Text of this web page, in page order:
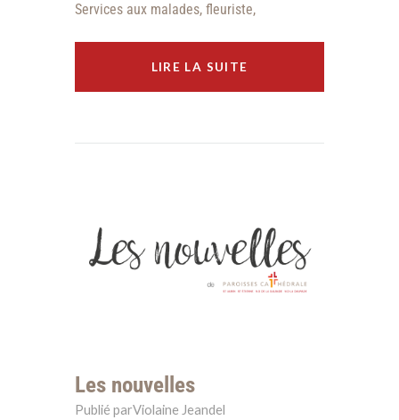
Services aux malades, fleuriste,
LIRE LA SUITE
Les nouvelles
Publié parViolaine Jeandel